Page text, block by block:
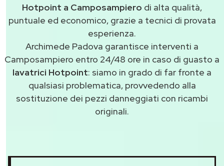
Hotpoint a Camposampiero di alta qualità,
puntuale ed economico, grazie a tecnici di provata
esperienza.
Archimede Padova garantisce interventi a
Camposampiero entro 24/48 ore in caso di guasto a
lavatrici Hotpoint: siamo in grado di far fronte a
qualsiasi problematica, provvedendo alla
sostituzione dei pezzi danneggiati con ricambi
originali.